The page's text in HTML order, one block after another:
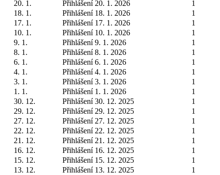
20. 1.
Přihlášení 20. 1. 2026
1
18. 1.
Přihlášení 18. 1. 2026
1
17. 1.
Přihlášení 17. 1. 2026
1
10. 1.
Přihlášení 10. 1. 2026
1
9. 1.
Přihlášení 9. 1. 2026
1
8. 1.
Přihlášení 8. 1. 2026
1
6. 1.
Přihlášení 6. 1. 2026
1
4. 1.
Přihlášení 4. 1. 2026
1
3. 1.
Přihlášení 3. 1. 2026
1
1. 1.
Přihlášení 1. 1. 2026
1
30. 12.
Přihlášení 30. 12. 2025
1
29. 12.
Přihlášení 29. 12. 2025
1
27. 12.
Přihlášení 27. 12. 2025
1
22. 12.
Přihlášení 22. 12. 2025
1
21. 12.
Přihlášení 21. 12. 2025
1
16. 12.
Přihlášení 16. 12. 2025
1
15. 12.
Přihlášení 15. 12. 2025
1
13. 12.
Přihlášení 13. 12. 2025
1